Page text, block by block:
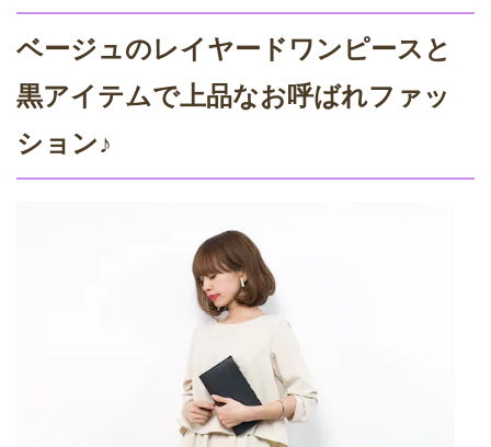
ベージュのレイヤードワンピースと
黒アイテムで上品なお呼ばれファッ
ション♪